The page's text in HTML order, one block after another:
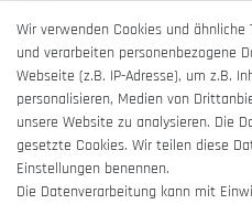
Wir verwenden Cookies und
und verarbeiten personenbezogene
Webseite (z.B. IP-Adresse), um z.B.
personalisieren, Medien von
unsere Website zu analysieren. Die
gesetzte Cookies. Wir teilen diese
Einstellungen benennen.
Die Datenverarbeitung kann mit